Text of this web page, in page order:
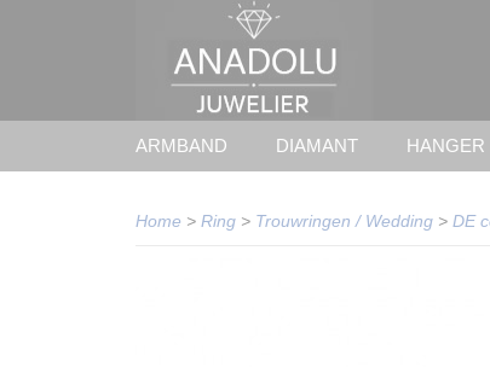
ARMBAND DIAMANT HANGER
Home > Ring > Trouwringen / Wedding > DE